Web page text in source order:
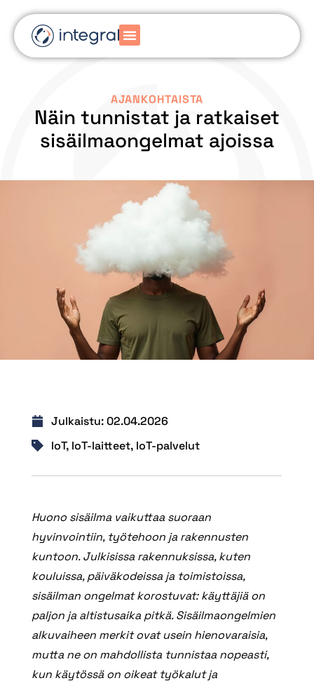
AJANKOHTAISTA
Näin tunnistat ja ratkaiset
sisäilmaongelmat ajoissa
Julkaistu: 02.04.2026
IoT, IoT-laitteet, IoT-palvelut
Huono sisäilma vaikuttaa suoraan
hyvinvointiin, työtehoon ja rakennusten
kuntoon. Julkisissa rakennuksissa, kuten
kouluissa, päiväkodeissa ja toimistoissa,
sisäilman ongelmat korostuvat: käyttäjiä on
paljon ja altistusaika pitkä. Sisäilmaongelmien
alkuvaiheen merkit ovat usein hienovaraisia,
mutta ne on mahdollista tunnistaa nopeasti,
kun käytössä on oikeat työkalut ja